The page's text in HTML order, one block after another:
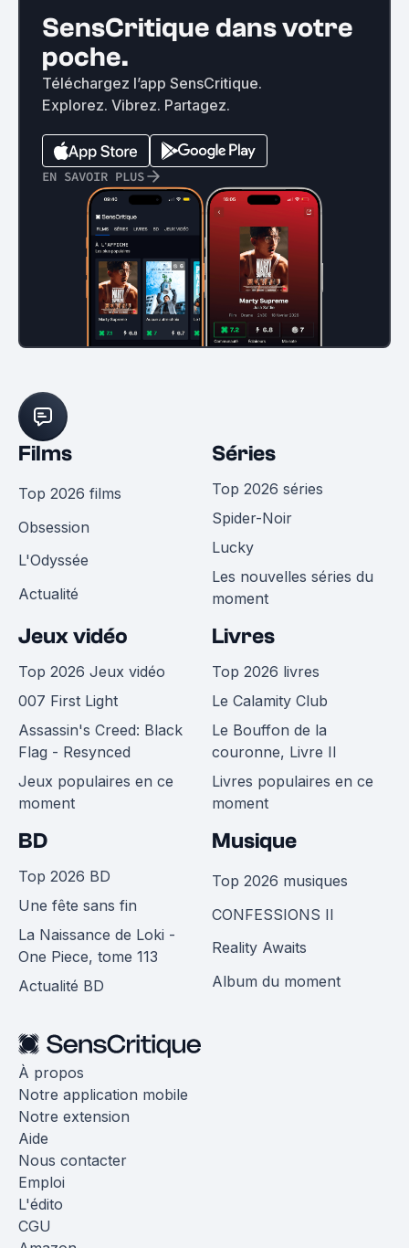
SensCritique dans votre
poche.
Téléchargez l’app SensCritique.
Explorez. Vibrez. Partagez.
EN SAVOIR PLUS
Films
Top 2026 films
Obsession
L'Odyssée
Actualité
Séries
Top 2026 séries
Spider-Noir
Lucky
Les nouvelles séries du
moment
Jeux vidéo
Top 2026 Jeux vidéo
007 First Light
Assassin's Creed: Black
Flag - Resynced
Jeux populaires en ce
moment
Livres
Top 2026 livres
Le Calamity Club
Le Bouffon de la
couronne, Livre II
Livres populaires en ce
moment
BD
Top 2026 BD
Une fête sans fin
La Naissance de Loki -
One Piece, tome 113
Actualité BD
Musique
Top 2026 musiques
CONFESSIONS II
Reality Awaits
Album du moment
À propos
Notre application mobile
Notre extension
Aide
Nous contacter
Emploi
L'édito
CGU